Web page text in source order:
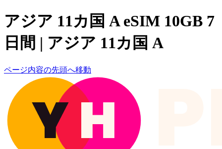
アジア 11カ国 A eSIM 10GB 7
日間 | アジア 11カ国 A
ページ内容の先頭へ移動